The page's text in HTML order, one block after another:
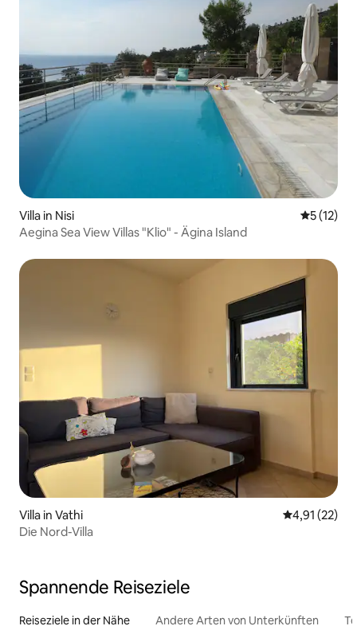
Villa in Nisi
5 (12)
Aegina Sea View Villas "Klio" - Ägina Island
Villa in Vathi
4,91 (22)
Die Nord-Villa
Spannende Reiseziele
Reiseziele in der Nähe Andere Arten von Unterkünften